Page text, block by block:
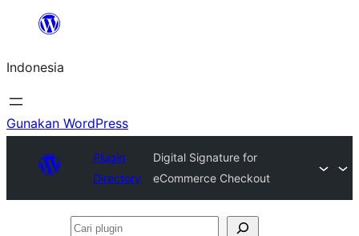
Lewati
konten
Indonesia
Gunakan WordPress
Plugin
Directory
Digital Signature for
eCommerce Checkout
Cari